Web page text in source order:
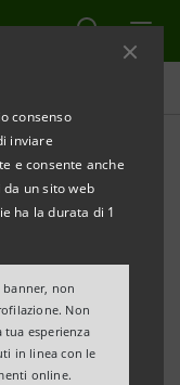
consenso
inviare
e consente anche
un sito web
ha la durata di 1
non
Non
tua esperienza
in linea con le
online.
SANPAOLO CON
2017